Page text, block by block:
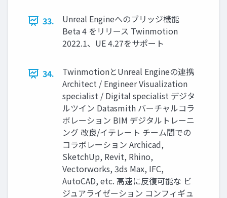
33.
Unreal Engineへのブリッジ機能
Beta 4 をリリース Twinmotion
2022.1、UE 4.27をサポート
34.
TwinmotionとUnreal Engineの連携
Architect / Engineer Visualization
specialist / Digital specialist デジタ
ルツイン Datasmith バーチャルコラ
ボレーション BIM デジタルトレーニ
ング 改良/イテレート チーム間での
コラボレーション Archicad,
SketchUp, Revit, Rhino,
Vectorworks, 3ds Max, IFC,
AutoCAD, etc. 高速に反復可能な ビ
ジュアライゼーション コンフィギュ